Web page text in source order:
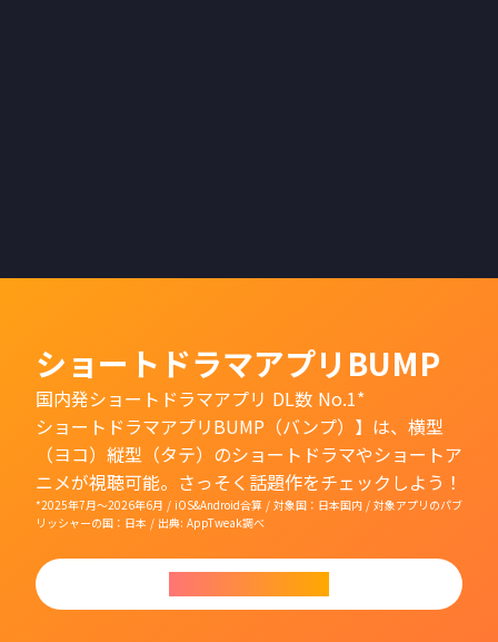
ショートドラマアプリBUMP
国内発ショートドラマアプリ DL数 No.1*
ショートドラマアプリBUMP（バンプ）】は、横型
（ヨコ）縦型（タテ）のショートドラマやショートア
ニメが視聴可能。さっそく話題作をチェックしよう！
*2025年7月〜2026年6月 / iOS&Android合算 / 対象国：日本国内 / 対象アプリのパブ
リッシャーの国：日本 / 出典: AppTweak調べ